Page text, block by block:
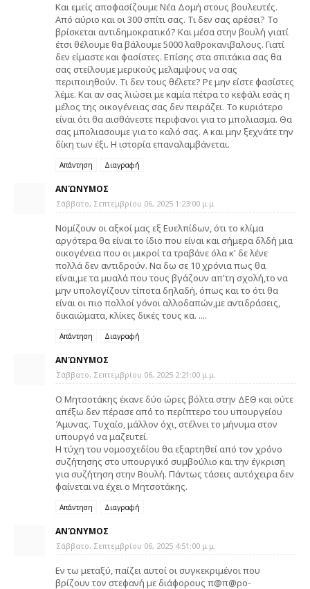
Και εμείς αποφασίζουμε Νέα Δομή στους βουλευτές.
Από αύριο και οι 300 σπίτι σας. Τι δεν σας αρέσει? Το
βρίσκεται αντιδημοκρατικό? Και μέσα στην βουλή γιατί
έτσι θέλουμε θα βάλουμε 5000 λαθροκανιβαλους. Γιατί
δεν είμαστε και φασίστες. Επίσης στα σπιτάκια σας θα
σας στείλουμε μερικούς μελαμψους να σας
περιποιηθούν. Τι δεν τους θέλετε? Ρε μην είστε φασίστες
λέμε. Και αν σας λιώσει με καμία πέτρα το κεφάλι εσάς η
μέλος της οικογένειας σας δεν πειράζει. Το κυριότερο
είναι ότι θα αισθάνεστε περιφανοι για το μπολιασμα. Θα
σας μπολιασουμε για το καλό σας. Α και μην ξεχνάτε την
δίκη των έξι. Η ιστορία επαναλαμβάνεται.
Απάντηση Διαγραφή
ΑΝΏΝΥΜΟΣ
Σάββατο, Σεπτεμβρίου 06, 2025 1:23:00 μ.μ.
Νομίζουν οι αξκοί μας εξ Ευελπίδων, ότι το κλίμα
αργότερα θα είναι το ίδιο που είναι και σήμερα δλδή μια
οικογένεια που οι μικροί τα τραβάνε όλα κ' δε λένε
πολλά δεν αντιδρούν. Να δω σε 10 χρόνια πως θα
είναι,με τα μυαλά που τους βγάζουν απ'τη σχολή,το να
μην υπολογίζουν τίποτα δηλαδή, όπως και το ότι θα
είναι οι πιο πολλοί γόνοι αλλοδαπών,με αντιδράσεις,
δικαιώματα, κλίκες δικές τους κα. ....
Απάντηση Διαγραφή
ΑΝΏΝΥΜΟΣ
Σάββατο, Σεπτεμβρίου 06, 2025 2:21:00 μ.μ.
Ο Μητσοτάκης έκανε δύο ώρες βόλτα στην ΔΕΘ και ούτε
απέξω δεν πέρασε από το περίπτερο του υπουργείου
Άμυνας. Τυχαίο, μάλλον όχι, στέλνει το μήνυμα στον
υπουργό να μαζευτεί.
Η τύχη του νομοσχεδίου θα εξαρτηθεί από τον χρόνο
συζήτησης στο υπουργικό συμβούλιο και την έγκριση
για συζήτηση στην Βουλή. Πάντως τάσεις αυτόχειρα δεν
φαίνεται να έχει ο Μητσοτάκης.
Απάντηση Διαγραφή
ΑΝΏΝΥΜΟΣ
Σάββατο, Σεπτεμβρίου 06, 2025 4:51:00 μ.μ.
Εν τω μεταξύ, παίζει αυτοί οι συγκεκριμένοι που
βρίζουν τον στεφανή με διάφορους π@π@ρο-